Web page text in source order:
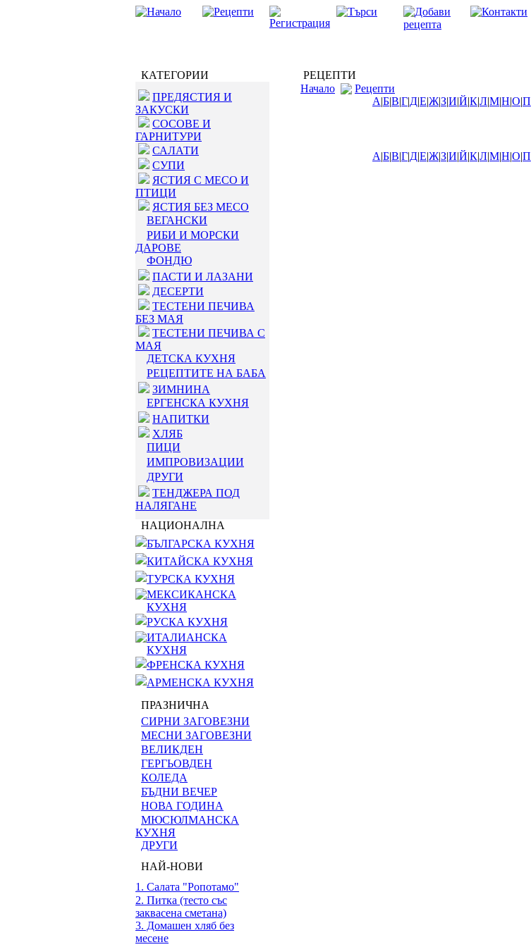
КАТЕГОРИИ
ПРЕДЯСТИЯ И
ЗАКУСКИ
СОСОВЕ И
ГАРНИТУРИ
САЛАТИ
СУПИ
ЯСТИЯ С МЕСО И
ПТИЦИ
ЯСТИЯ БЕЗ МЕСО
ВЕГАНСКИ
РИБИ И МОРСКИ
ДАРОВЕ
ФОНДЮ
ПАСТИ И ЛАЗАНИ
ДЕСЕРТИ
ТЕСТЕНИ ПЕЧИВА
БЕЗ МАЯ
ТЕСТЕНИ ПЕЧИВА С
МАЯ
ДЕТСКА КУХНЯ
РЕЦЕПТИТЕ НА БАБА
ЗИМНИНА
ЕРГЕНСКА КУХНЯ
НАПИТКИ
ХЛЯБ
ПИЦИ
ИМПРОВИЗАЦИИ
ДРУГИ
ТЕНДЖЕРА ПОД
НАЛЯГАНЕ
НАЦИОНАЛНА
БЪЛГАРСКА КУХНЯ
КИТАЙСКА КУХНЯ
ТУРСКА КУХНЯ
МЕКСИКАНСКА
КУХНЯ
РУСКА КУХНЯ
ИТАЛИАНСКА
КУХНЯ
ФРЕНСКА КУХНЯ
АРМЕНСКА КУХНЯ
ПРАЗНИЧНА
СИРНИ ЗАГОВЕЗНИ
МЕСНИ ЗАГОВЕЗНИ
ВЕЛИКДЕН
ГЕРГЬОВДЕН
КОЛЕДА
БЪДНИ ВЕЧЕР
НОВА ГОДИНА
МЮСЮЛМАНСКА
КУХНЯ
ДРУГИ
НАЙ-НОВИ
1. Салата "Ропотамо"
2. Питка (тесто със
заквасена сметана)
3. Домашен хляб без
месене
РЕЦЕПТИ
Начало
Рецепти
А|Б|В|Г|Д|Е|Ж|З|И|Й|К|Л|М|Н|О|П
А|Б|В|Г|Д|Е|Ж|З|И|Й|К|Л|М|Н|О|П